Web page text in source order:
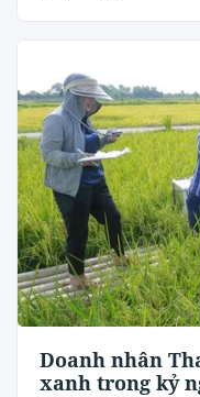
Doanh nhân
xanh trong kỷ